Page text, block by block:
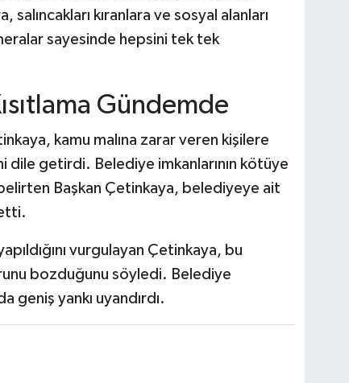
salıncakları kıranlara ve sosyal alanları
sayesinde hepsini tek tek
Gündemde
kamu malına zarar veren kişilere
dile getirdi. Belediye imkanlarının kötüye
Başkan Çetinkaya, belediyeye ait
vurgulayan Çetinkaya, bu
bozduğunu söyledi. Belediye
geniş yankı uyandırdı.